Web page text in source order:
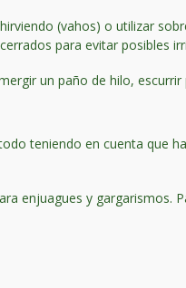
(vahos) o utilizar
para evitar posibles
un paño de hilo,
teniendo en cuenta que
enjuagues y